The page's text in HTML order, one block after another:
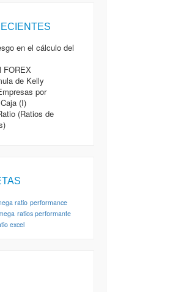
en el cálculo del
FOREX
de Kelly
por
(I)
(Ratios de
ratio performance
ratios performante
excel